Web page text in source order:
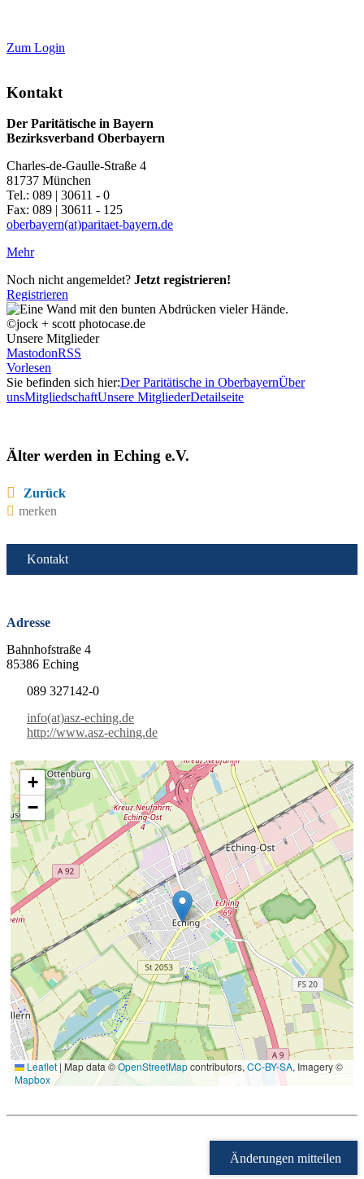
Zum Login
Kontakt
Der Paritätische in Bayern
Bezirksverband Oberbayern
Charles-de-Gaulle-Straße 4
81737 München
Tel.: 089 | 30611 - 0
Fax: 089 | 30611 - 125
oberbayern(at)paritaet-bayern.de
Mehr
Noch nicht angemeldet? Jetzt registrieren!
Registrieren
©jock + scott photocase.de
Unsere Mitglieder
MastodonRSS
Vorlesen
Sie befinden sich hier:Der Paritätische in OberbayernÜber
unsMitgliedschaftUnsere MitgliederDetailseite
Älter werden in Eching e.V.
Zurück
merken
Kontakt
Adresse
Bahnhofstraße 4
85386 Eching
089 327142-0
info(at)asz-eching.de
http://www.asz-eching.de
+
−
Leaflet | Map data ©OpenStreetMapcontributors,CC-BY-SA, Imagery ©
Mapbox
Änderungen mitteilen